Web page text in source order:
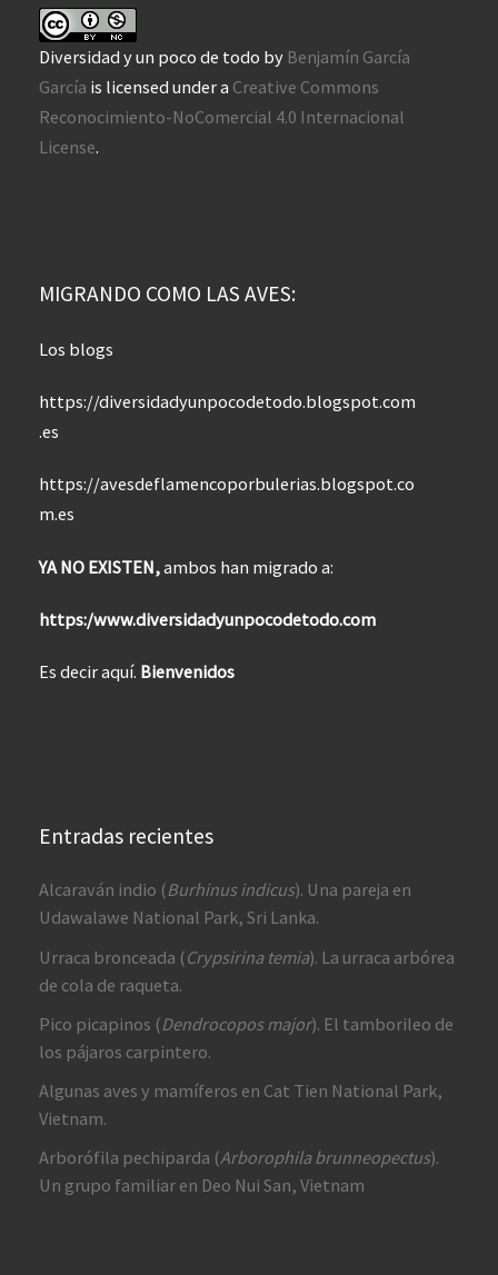
Diversidad y un poco de todo by Benjamín García
García is licensed under a Creative Commons
Reconocimiento-NoComercial 4.0 Internacional
License.
MIGRANDO COMO LAS AVES:
Los blogs
https://diversidadyunpocodetodo.blogspot.com
.es
https://avesdeflamencoporbulerias.blogspot.co
m.es
YA NO EXISTEN,ambos han migrado a:
https:/www.diversidadyunpocodetodo.com
Es decir aquí. Bienvenidos
Entradas recientes
Alcaraván indio (Burhinus indicus). Una pareja en
Udawalawe National Park, Sri Lanka.
Urraca bronceada (Crypsirina temia). La urraca arbórea
de cola de raqueta.
Pico picapinos (Dendrocopos major). El tamborileo de
los pájaros carpintero.
Algunas aves y mamíferos en Cat Tien National Park,
Vietnam.
Arborófila pechiparda (Arborophila brunneopectus).
Un grupo familiar en Deo Nui San, Vietnam